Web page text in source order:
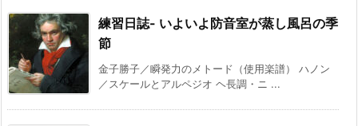
練習日誌- いよいよ防音室が蒸し風呂の季
節
金子勝子／瞬発力のメトード（使用楽譜） ハノン
／スケールとアルペジオ ヘ長調・ニ ...